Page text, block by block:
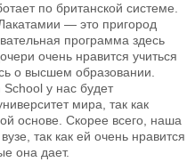
по британской системе.
— это пригород
программа здесь
очень нравится учиться
о высшем образовании.
у нас будет
мира, так как
основе. Скорее всего, наша
так как ей очень нравится
она дает.